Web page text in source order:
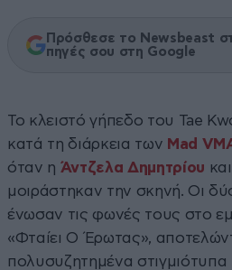
Πρόσθεσε το Newsbeast
πηγές σου στη Google
Το κλειστό γήπεδο του Tae
κατά τη διάρκεια των Mad
όταν η Άντζελα Δημητρίου
μοιράστηκαν την σκηνή. Οι
ένωσαν τις φωνές τους στο
«Φταίει Ο Έρωτας»,
πολυσυζητημένα στιγμιότυπα